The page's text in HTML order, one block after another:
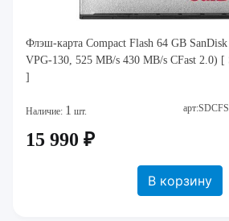
Флэш-карта Compact Flash 64 GB
VPG-130, 525 MB/s 430 MB/s CFast 2.0) [
]
Наличие: 1 шт.
15 990 ₽
В корзину